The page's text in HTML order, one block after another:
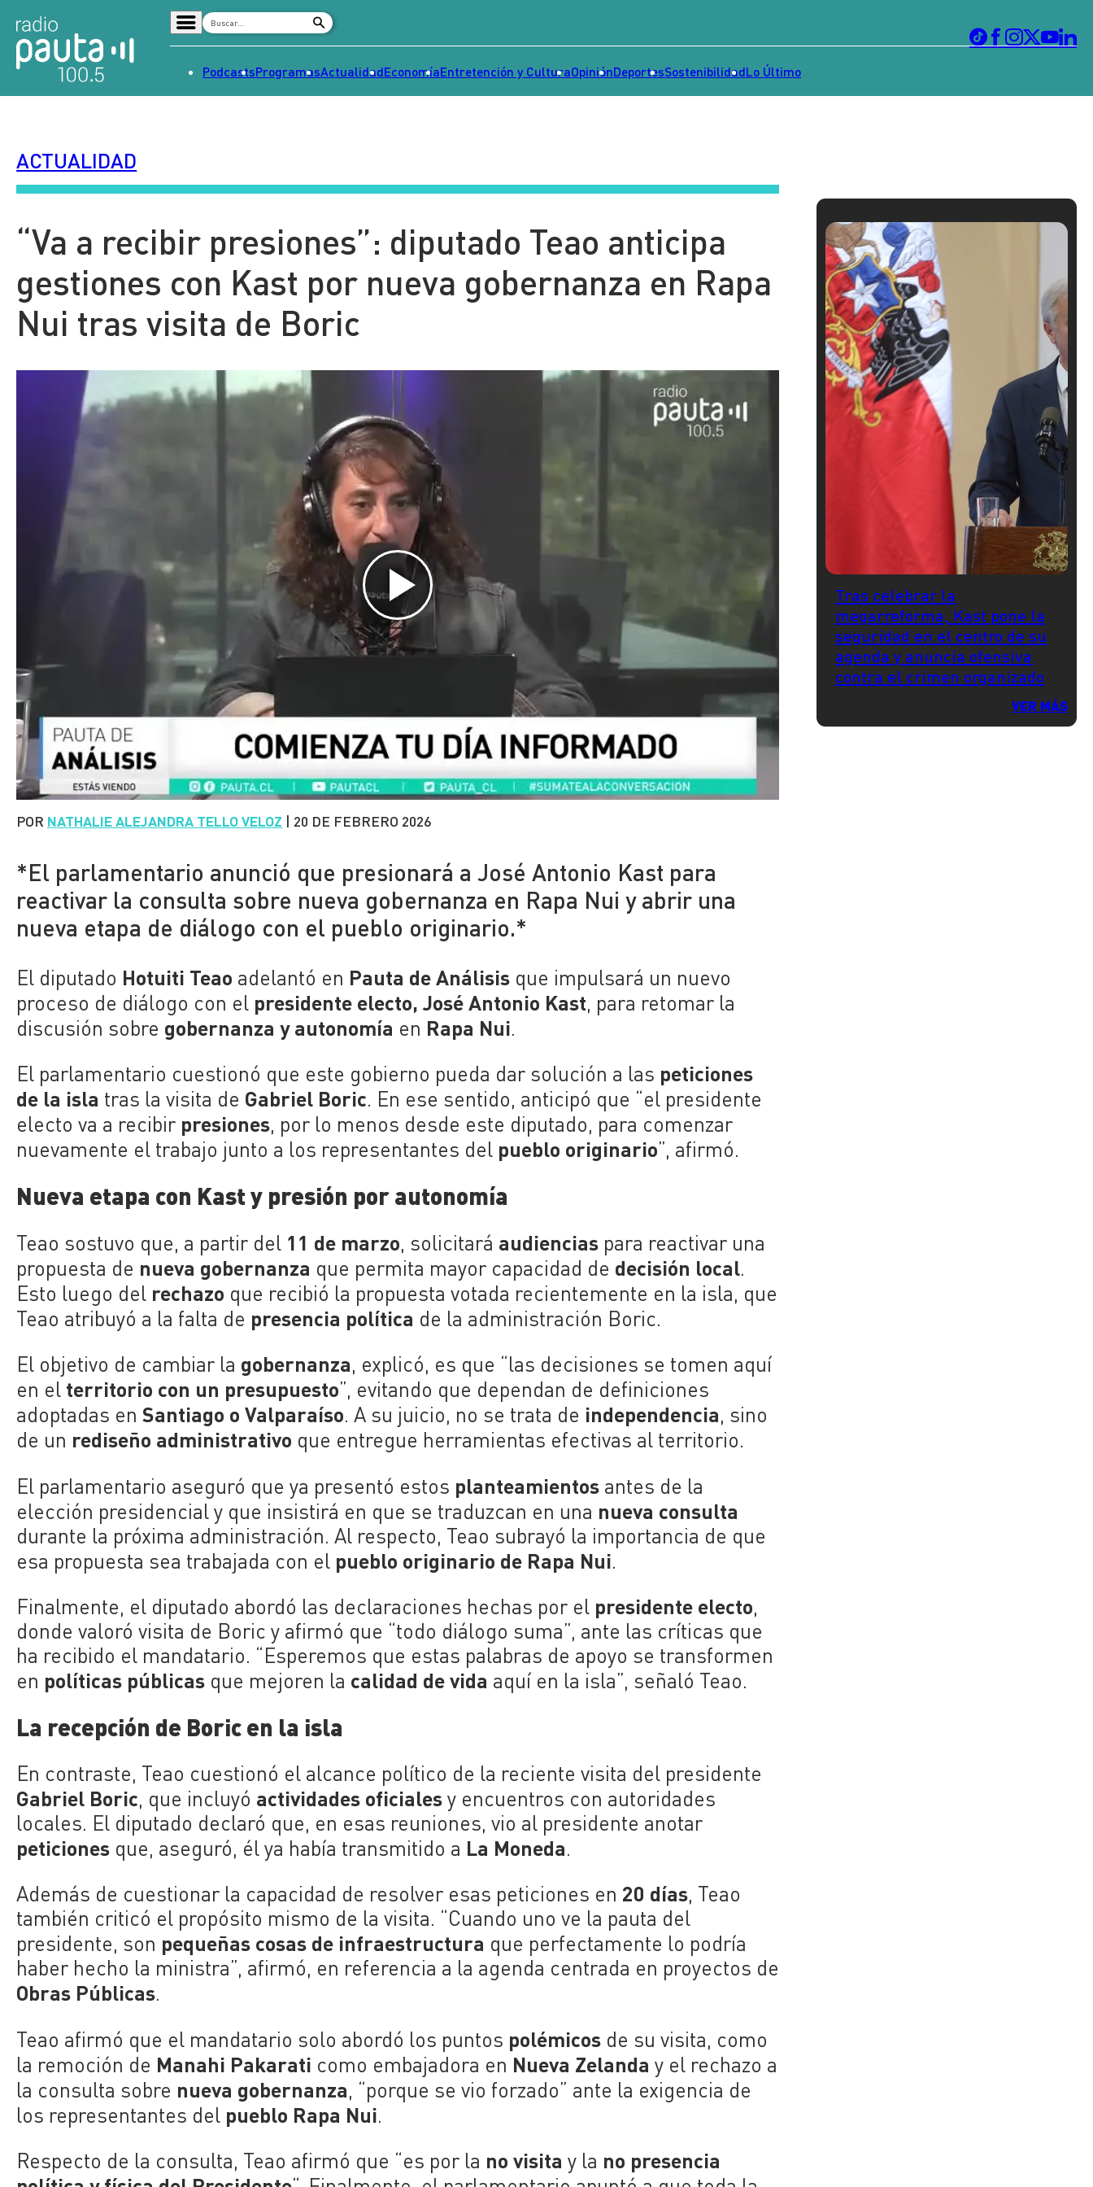
Señal 2
Tendencias
Dato en Pauta
Contenido Patrocinado
PodcastsProgramasActualidadEconomíaEntretención y CulturaOpiniónDeportesSostenibilidadLo Último
ACTUALIDAD
“Va a recibir presiones”: diputado Teao anticipa
gestiones con Kast por nueva gobernanza en Rapa
Nui tras visita de Boric
POR NATHALIE ALEJANDRA TELLO VELOZ | 20 DE FEBRERO 2026
*El parlamentario anunció que presionará a José Antonio Kast para
reactivar la consulta sobre nueva gobernanza en Rapa Nui y abrir una
nueva etapa de diálogo con el pueblo originario.*
El diputado Hotuiti Teao adelantó en Pauta de Análisis que impulsará un nuevo
proceso de diálogo con el presidente electo, José Antonio Kast, para retomar la
discusión sobre gobernanza y autonomía en Rapa Nui.
El parlamentario cuestionó que este gobierno pueda dar solución a las peticiones
de la isla tras la visita de Gabriel Boric. En ese sentido, anticipó que “el presidente
electo va a recibir presiones, por lo menos desde este diputado, para comenzar
nuevamente el trabajo junto a los representantes del pueblo originario”, afirmó.
Nueva etapa con Kast y presión por autonomía
Teao sostuvo que, a partir del 11 de marzo, solicitará audiencias para reactivar una
propuesta de nueva gobernanza que permita mayor capacidad de decisión local.
Esto luego del rechazo que recibió la propuesta votada recientemente en la isla, que
Teao atribuyó a la falta de presencia política de la administración Boric.
El objetivo de cambiar la gobernanza, explicó, es que “las decisiones se tomen aquí
en el territorio con un presupuesto”, evitando que dependan de definiciones
adoptadas enSantiago o Valparaíso. A su juicio, no se trata de independencia, sino
de un rediseño administrativo que entregue herramientas efectivas al territorio.
El parlamentario aseguró que ya presentó estos planteamientos antes de la
elección presidencial y que insistirá en que se traduzcan en una nueva consulta
durante la próxima administración. Al respecto, Teao subrayó la importancia de que
esa propuesta sea trabajada con el pueblo originario de Rapa Nui.
Finalmente, el diputado abordó las declaraciones hechas por el presidente electo,
donde valoró visita de Boric y afirmó que “todo diálogo suma”, ante las críticas que
ha recibido el mandatario. “Esperemos que estas palabras de apoyo se transformen
en políticas públicas que mejoren la calidad de vida aquí en la isla”, señaló Teao.
La recepción de Boric en la isla
En contraste, Teao cuestionó el alcance político de la reciente visita del presidente
Gabriel Boric, que incluyó actividades oficialesy encuentros con autoridades
locales. El diputado declaró que, en esas reuniones, vio al presidente anotar
peticiones que, aseguró, él ya había transmitido a La Moneda.
Además de cuestionar la capacidad de resolver esas peticiones en 20 días, Teao
también criticó el propósito mismo de la visita. “Cuando uno ve la pauta del
presidente, son pequeñas cosas de infraestructura que perfectamente lo podría
haber hecho la ministra”, afirmó, en referencia a la agenda centrada en proyectos de
Obras Públicas.
Teao afirmó que el mandatario solo abordó los puntos polémicos de su visita, como
la remoción de Manahi Pakarati como embajadora en Nueva Zelanda y el rechazo a
la consulta sobre nueva gobernanza, “porque se vio forzado” ante la exigencia de
los representantes del pueblo Rapa Nui.
Respecto de la consulta, Teao afirmó que “es por la no visita y la no presencia
Tras celebrar la
megarreforma, Kast pone la
seguridad en el centro de su
agenda y anuncia ofensiva
contra el crimen organizado
VER MÁS